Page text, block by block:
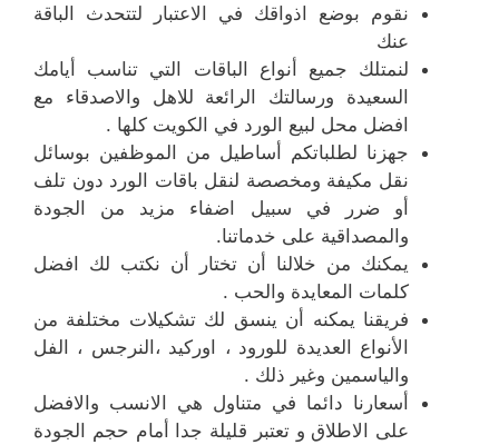
نقوم بوضع اذواقك في الاعتبار لتتحدث الباقة
عنك
لنمتلك جميع أنواع الباقات التي تناسب أيامك
السعيدة ورسالتك الرائعة للاهل والاصدقاء مع
افضل محل لبيع الورد في الكويت كلها .
جهزنا لطلباتكم أساطيل من الموظفين بوسائل
نقل مكيفة ومخصصة لنقل باقات الورد دون تلف
أو ضرر في سبيل اضفاء مزيد من الجودة
والمصداقية على خدماتنا.
يمكنك من خلالنا أن تختار أن نكتب لك افضل
كلمات المعايدة والحب .
فريقنا يمكنه أن ينسق لك تشكيلات مختلفة من
الأنواع العديدة للورود ، اوركيد ،النرجس ، الفل
والياسمين وغير ذلك .
أسعارنا دائما في متناول هي الانسب والافضل
على الاطلاق و تعتبر قليلة جدا أمام حجم الجودة